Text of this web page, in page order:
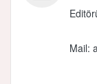
Mail: